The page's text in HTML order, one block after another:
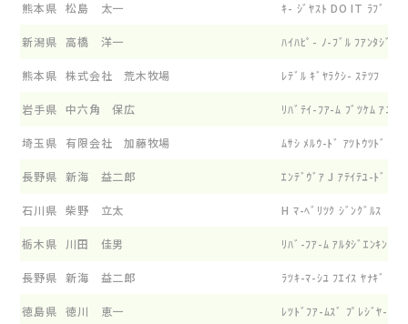
熊本県 松島 太一 ｷ- ｼﾞﾔｽﾄ DO IT ﾗﾌﾞ ｼﾄ
新潟県 高橋 洋一 ﾊｲﾊﾋﾟ- ﾉ-ﾌﾞﾙ ﾌｱﾝﾀｼﾞｽﾀ
熊本県 株式会社 荒木牧場 ﾚﾃﾞﾙ ｷﾞﾔﾗｸｼ- ｽﾃﾂﾌ
岩手県 中六角 保広 ﾘﾊﾞﾃｲ-ﾌｱ-ﾑ ﾌﾞﾂｹﾑ ｱﾆ-
埼玉県 有限会社 加藤牧場 ﾑｻｼ ﾒﾙｳ-ﾄﾞ ｱﾂﾄｳﾂﾄﾞ
長野県 新海 益二郎 ｴﾝﾃﾞｳﾞｱ J ｱﾃｲﾃﾕ-ﾄﾞ ﾊ-
石川県 柴野 立太 H ﾏ-ﾍﾞﾘﾂｸ ｼﾞﾝｸﾞﾙｽ
栃木県 川田 佳男 ﾘﾊﾞ-ﾌｱ-ﾑ ｱﾙﾀｼﾞｴﾝｷﾝｽ ﾌ
長野県 新海 益二郎 ﾗﾂｷ-ﾏ-ｼﾕ ﾌｴｲｽ ﾔﾅｷﾞ
徳島県 徳川 恵一 ﾚﾂﾄﾞﾌｱ-ﾑｽﾞ ﾌﾟﾚｼﾞﾔ- ﾍﾞ